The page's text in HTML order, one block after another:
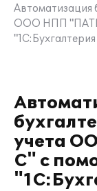
Автоматизация
ООО НПП
учета
С" с